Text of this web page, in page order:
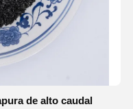
de alto caudal